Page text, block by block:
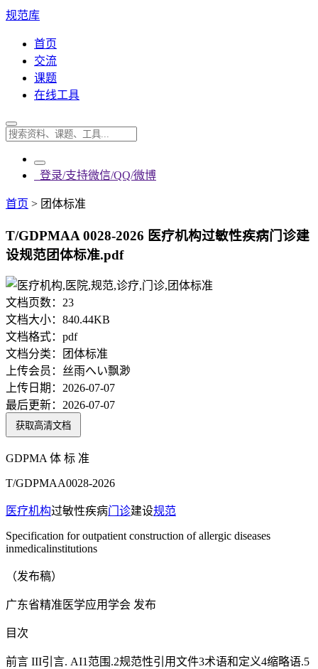
规范库
首页
交流
课题
在线工具
登录/支持微信/QQ/微博
首页 > 团体标准
T/GDPMAA 0028-2026 医疗机构过敏性疾病门诊建
设规范团体标准.pdf
文档页数： 23
文档大小： 840.44KB
文档格式： pdf
文档分类：
团体标准
上传会员： 丝雨へい飘渺
上传日期： 2026-07-07
最后更新： 2026-07-07
获取高清文档
GDPMA 体 标 准
T/GDPMAA0028-2026
医疗机构过敏性疾病门诊建设规范
Specification for outpatient construction of allergic diseases
inmedicalinstitutions
（发布稿）
广东省精准医学应用学会 发布
目次
前言 III引言. AI1范围.2规范性引用文件3术语和定义4缩略语.5